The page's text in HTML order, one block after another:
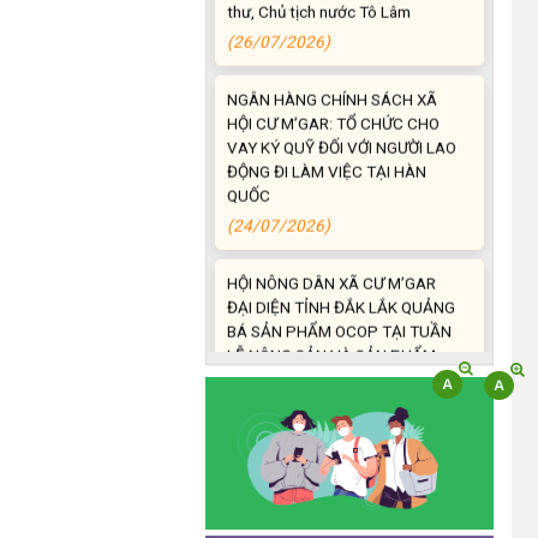
(26/07/2026)
NGÂN HÀNG CHÍNH SÁCH XÃ
HỘI CƯ M’GAR: TỔ CHỨC CHO
VAY KÝ QUỸ ĐỐI VỚI NGƯỜI LAO
ĐỘNG ĐI LÀM VIỆC TẠI HÀN
QUỐC
(24/07/2026)
HỘI NÔNG DÂN XÃ CƯ M’GAR
ĐẠI DIỆN TỈNH ĐẮK LẮK QUẢNG
BÁ SẢN PHẨM OCOP TẠI TUẦN
LỄ NÔNG SẢN VÀ SẢN PHẨM
OCOP TỈNH KHÁNH HÒA NĂM
2026
Đoàn viên thanh niên và các tầng
lớp Nhân dân xã Cư M'gar tích
cực tham gia hưởng ngày hội hiến
máu tình nguyện đợt II năm 2026.